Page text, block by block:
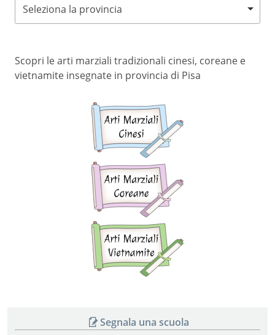
Seleziona la provincia
Scopri le arti marziali tradizionali cinesi, coreane e
vietnamite insegnate in provincia di Pisa
marziali
marziali
marziali
Segnala una scuola